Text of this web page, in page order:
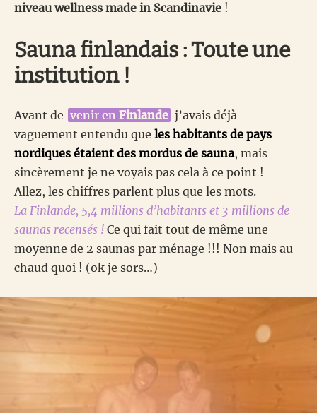
niveau wellness made in Scandinavie !
Sauna finlandais : Toute une
institution !
Avant de venir en Finlande j’avais déjà
vaguement entendu que les habitants de pays
nordiques étaient des mordus de sauna, mais
sincèrement je ne voyais pas cela à ce point !
Allez, les chiffres parlent plus que les mots.
La Finlande, 5,4 millions d’habitants et 3 millions de
saunas recensés ! Ce qui fait tout de même une
moyenne de 2 saunas par ménage !!! Non mais au
chaud quoi ! (ok je sors…)